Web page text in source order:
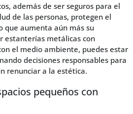
además de ser seguros para el
de las personas, protegen el
que aumenta aún más su
estanterías metálicas con
el medio ambiente, puedes estar
decisiones responsables para
renunciar a la estética.
pequeños con